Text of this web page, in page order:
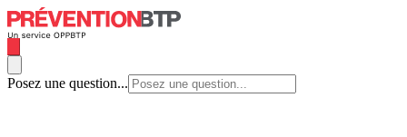
Posez une question...